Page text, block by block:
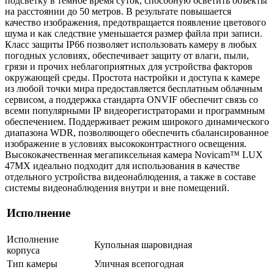
на расстоянии до 50 метров. В результате повышается
качество изображения, предотвращается появление цветового
шума и как следствие уменьшается размер файла при записи.
Класс защиты IР66 позволяет использовать камеру в любых
погодных условиях, обеспечивает защиту от влаги, пыли,
грязи и прочих неблагоприятных для устройства факторов
окружающей среды. Простота настройки и доступа к камере
из любой точки мира предоставляется бесплатным облачным
сервисом, а поддержка стандарта ONVIF обеспечит связь со
всеми популярными IР видеорегистраторами и программным
обеспечением. Поддерживает режим широкого динамического
диапазона WDR, позволяющего обеспечить сбалансированное
изображение в условиях высококонтрастного освещения.
Высококачественная мегапиксельная камера Novicam™ LUX
47MХ идеально подходит для использования в качестве
отдельного устройства видеонаблюдения, а также в составе
системы видеонаблюдения внутри и вне помещений.
Исполнение
Исполнение
корпуса
Купольная шаровидная
Тип камеры
Уличная всепогодная